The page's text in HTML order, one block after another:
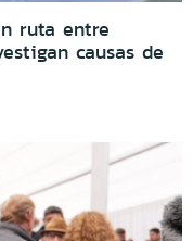
ruta entre
causas de